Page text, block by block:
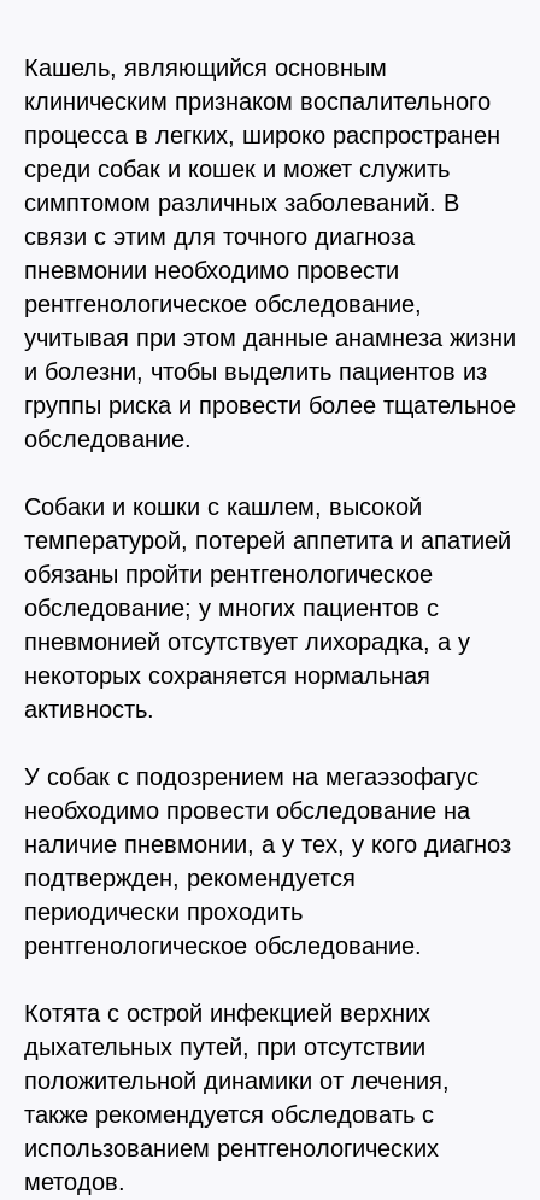
Кашель, являющийся основным
клиническим признаком воспалительного
процесса в легких, широко распространен
среди собак и кошек и может служить
симптомом различных заболеваний. В
связи с этим для точного диагноза
пневмонии необходимо провести
рентгенологическое обследование,
учитывая при этом данные анамнеза жизни
и болезни, чтобы выделить пациентов из
группы риска и провести более тщательное
обследование.
Собаки и кошки с кашлем, высокой
температурой, потерей аппетита и апатией
обязаны пройти рентгенологическое
обследование; у многих пациентов с
пневмонией отсутствует лихорадка, а у
некоторых сохраняется нормальная
активность.
У собак с подозрением на мегаэзофагус
необходимо провести обследование на
наличие пневмонии, а у тех, у кого диагноз
подтвержден, рекомендуется
периодически проходить
рентгенологическое обследование.
Котята с острой инфекцией верхних
дыхательных путей, при отсутствии
положительной динамики от лечения,
также рекомендуется обследовать с
использованием рентгенологических
методов.